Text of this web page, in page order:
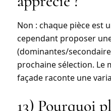
Non : chaque pièce est
cependant proposer
(dominantes/
prochaine sélection. Le
façade raconte une
13) Pourquoi